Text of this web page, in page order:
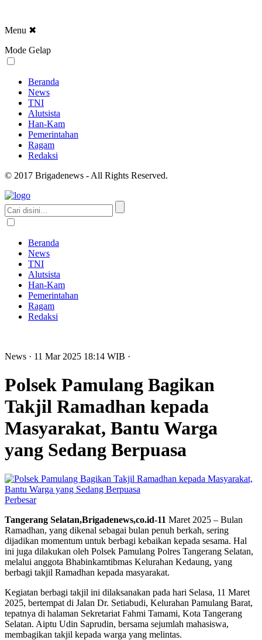
Menu ✖
Mode Gelap
Beranda
News
TNI
Alutsista
Han-Kam
Pemerintahan
Ragam
Redaksi
© 2017 Brigadenews - All Rights Reserved.
Beranda
News
TNI
Alutsista
Han-Kam
Pemerintahan
Ragam
Redaksi
News · 11 Mar 2025 18:14 WIB ·
Polsek Pamulang Bagikan
Takjil Ramadhan kepada
Masyarakat, Bantu Warga
yang Sedang Berpuasa
Perbesar
Tangerang Selatan,Brigadenews,co.id-11 Maret 2025 – Bulan
Ramadhan, yang dikenal sebagai bulan penuh berkah, sering
dijadikan momentum untuk berbagi kebaikan kepada sesama. Hal
ini juga dilakukan oleh Polsek Pamulang Polres Tangerang Selatan,
melalui anggota Bhabinkamtibmas Kelurahan Kedaung, yang
berbagi takjil Ramadhan kepada masyarakat.
Kegiatan berbagi takjil ini dilaksanakan pada hari Selasa, 11 Maret
2025, bertempat di Jalan Dr. Setiabudi, Kelurahan Pamulang Barat,
tepatnya di halaman Sekretariat Fahmi Tamami, Kota Tangerang
Selatan. Aiptu Udin Saprudin, bersama sejumlah mahasiswa,
membagikan takjil kepada warga yang melintas.